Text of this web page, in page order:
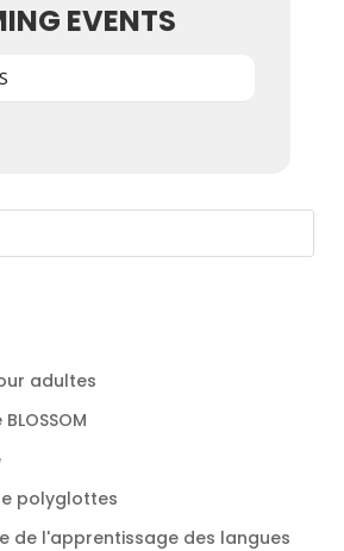
EVENTS
adultes
polyglottes
de l'apprentissage des langues